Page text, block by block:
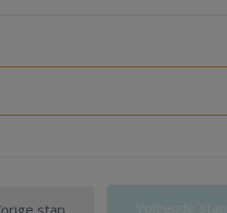
stap Volgende stap